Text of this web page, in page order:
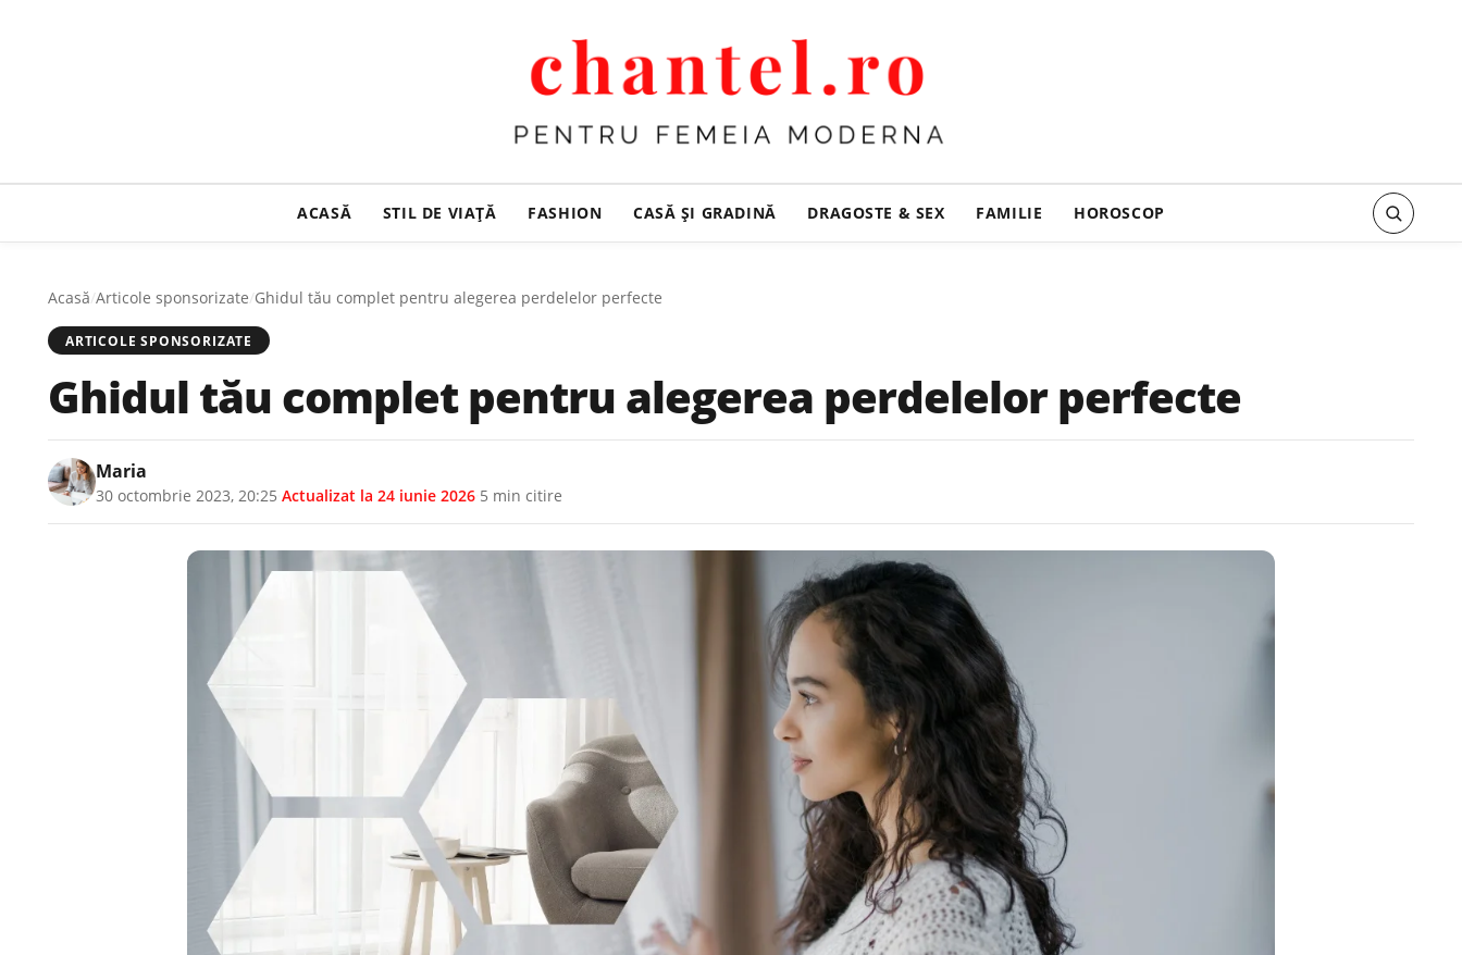
ACASĂ STIL DE VIAȚĂ FASHION CASĂ ŞI GRADINĂ DRAGOSTE & SEX FAMILIE HOROSCOP
Acasă/Articole sponsorizate/Ghidul tău complet pentru alegerea perdelelor perfecte
ARTICOLE SPONSORIZATE
Ghidul tău complet pentru alegerea perdelelor perfecte
Maria
30 octombrie 2023, 20:25 Actualizat la 24 iunie 2026 5 min citire